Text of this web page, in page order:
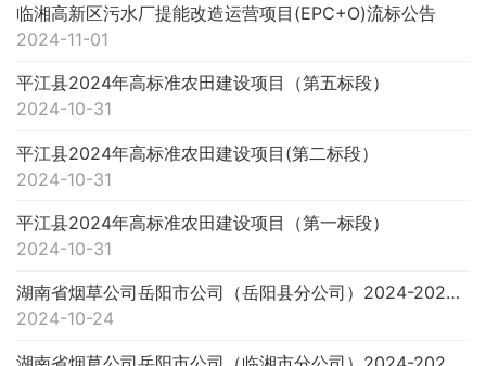
临湘高新区污水厂提能改造运营项目(EPC+O)流标公告
2024-11-01
平江县2024年高标准农田建设项目（第五标段）
2024-10-31
平江县2024年高标准农田建设项目(第二标段）
2024-10-31
平江县2024年高标准农田建设项目（第一标段）
2024-10-31
湖南省烟草公司岳阳市公司（岳阳县分公司）2024-2026年健康体检定点入围项目（第二次）流标公告
2024-10-24